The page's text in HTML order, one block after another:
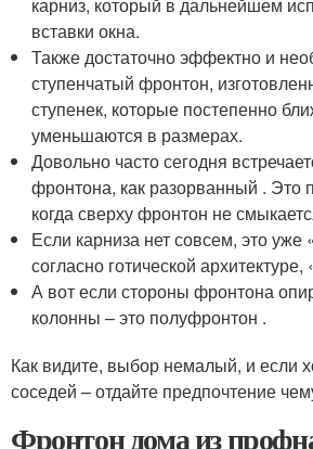
карниз, который в дальнейшем
вставки окна.
Также достаточно эффектно и
ступенчатый фронтон,
ступенек, которые постепенно
уменьшаются в размерах.
Довольно часто сегодня
фронтона, как разорванный . Это
когда сверху фронтон не
Если карниза нет совсем, это уже
согласно готической
А вот если стороны фронтона
колонны – это полуфронтон .
Как видите, выбор немалый, и если
соседей – отдайте предпочтение
Фронтон дома из